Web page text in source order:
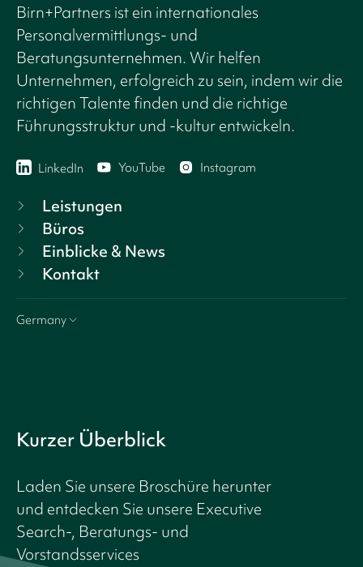
Birn+Partners ist ein internationales
Personalvermittlungs- und
Beratungsunternehmen. Wir helfen
Unternehmen, erfolgreich zu sein, indem wir die
richtigen Talente finden und die richtige
Führungsstruktur und -kultur entwickeln.
LinkedIn YouTube Instagram
Leistungen
Büros
Einblicke & News
Kontakt
Germany
Kurzer Überblick
Laden Sie unsere Broschüre herunter
und entdecken Sie unsere Executive
Search-, Beratungs- und
Vorstandsservices